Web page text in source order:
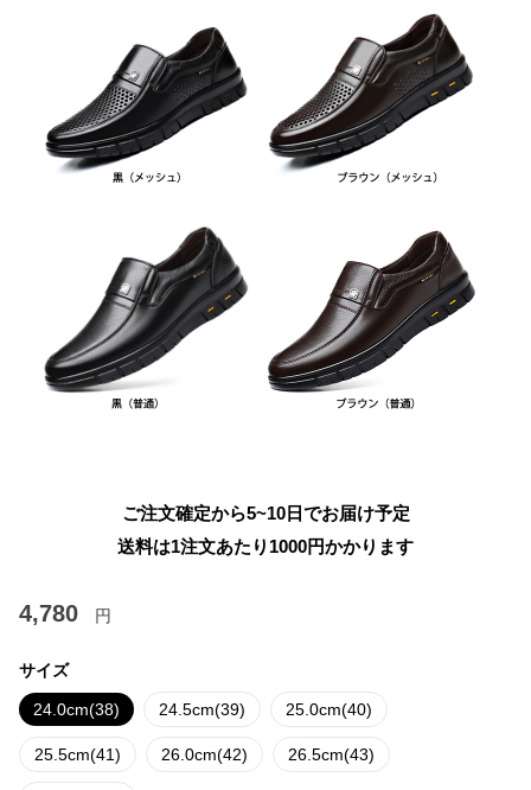
ご注文確定から5~10日でお届け予定
送料は1注文あたり 1000円かかります
4,780 円
サイズ
24.0cm(38) 24.5cm(39) 25.0cm(40)
25.5cm(41) 26.0cm(42) 26.5cm(43)